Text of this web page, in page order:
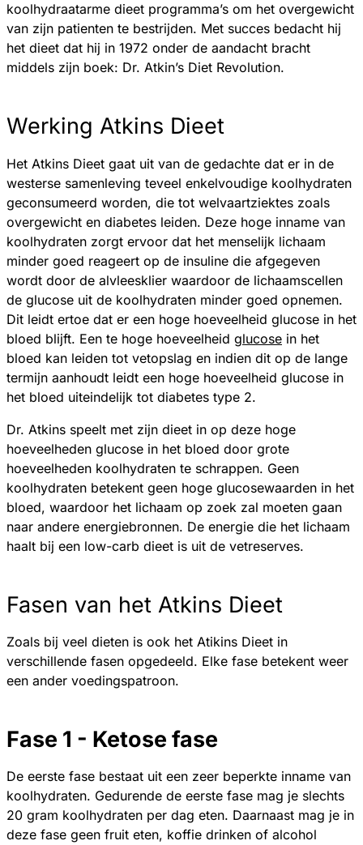
koolhydraatarme dieet programma’s om het overgewicht
van zijn patienten te bestrijden. Met succes bedacht hij
het dieet dat hij in 1972 onder de aandacht bracht
middels zijn boek: Dr. Atkin’s Diet Revolution.
Werking Atkins Dieet
Het Atkins Dieet gaat uit van de gedachte dat er in de
westerse samenleving teveel enkelvoudige koolhydraten
geconsumeerd worden, die tot welvaartziektes zoals
overgewicht en diabetes leiden. Deze hoge inname van
koolhydraten zorgt ervoor dat het menselijk lichaam
minder goed reageert op de insuline die afgegeven
wordt door de alvleesklier waardoor de lichaamscellen
de glucose uit de koolhydraten minder goed opnemen.
Dit leidt ertoe dat er een hoge hoeveelheid glucose in het
bloed blijft. Een te hoge hoeveelheid glucose in het
bloed kan leiden tot vetopslag en indien dit op de lange
termijn aanhoudt leidt een hoge hoeveelheid glucose in
het bloed uiteindelijk tot diabetes type 2.
Dr. Atkins speelt met zijn dieet in op deze hoge
hoeveelheden glucose in het bloed door grote
hoeveelheden koolhydraten te schrappen. Geen
koolhydraten betekent geen hoge glucosewaarden in het
bloed, waardoor het lichaam op zoek zal moeten gaan
naar andere energiebronnen. De energie die het lichaam
haalt bij een low-carb dieet is uit de vetreserves.
Fasen van het Atkins Dieet
Zoals bij veel dieten is ook het Atikins Dieet in
verschillende fasen opgedeeld. Elke fase betekent weer
een ander voedingspatroon.
Fase 1 - Ketose fase
De eerste fase bestaat uit een zeer beperkte inname van
koolhydraten. Gedurende de eerste fase mag je slechts
20 gram koolhydraten per dag eten. Daarnaast mag je in
deze fase geen fruit eten, koffie drinken of alcohol